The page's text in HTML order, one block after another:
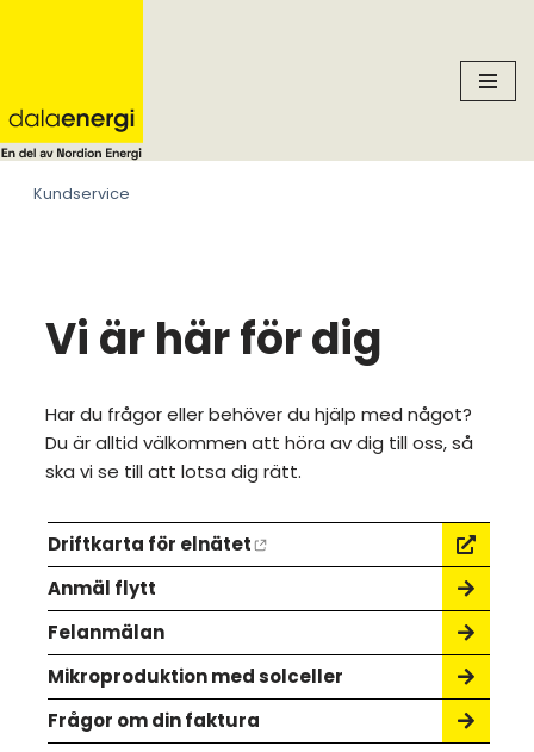
content
Kundservice
Vi är här för dig
Har du frågor eller behöver du hjälp med något?
Du är alltid välkommen att höra av dig till oss, så
ska vi se till att lotsa dig rätt.
Driftkarta för elnätet
Anmäl flytt
Felanmälan
Mikroproduktion med solceller
Frågor om din faktura